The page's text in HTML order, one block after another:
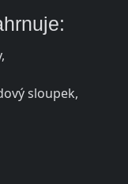
sloupek,